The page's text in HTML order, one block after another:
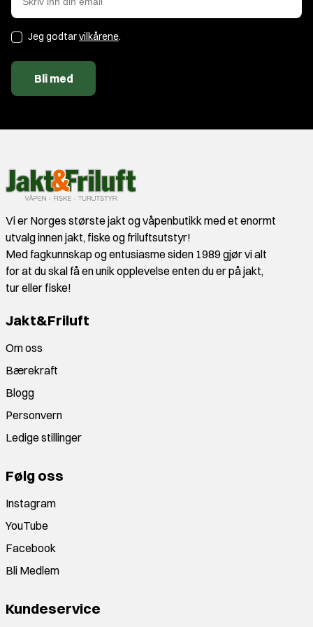
Jeg godtarvilkårene.
Bli med
Vi er Norges største jakt og våpenbutikk med et enormt
utvalg innen jakt, fiske og friluftsutstyr!
Med fagkunnskap og entusiasme siden 1989 gjør vi alt
for at du skal få en unik opplevelse enten du er på jakt,
tur eller fiske!
Jakt&Friluft
Om oss
Bærekraft
Blogg
Personvern
Ledige stillinger
Følg oss
Instagram
YouTube
Facebook
Bli Medlem
Kundeservice